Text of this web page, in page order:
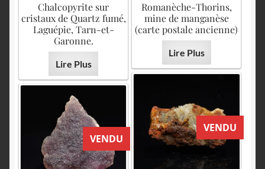
Chalcopyrite sur
cristaux de Quartz fumé,
Laguépie, Tarn-et-
Garonne.
Lire Plus
Romanèche-Thorins,
mine de manganèse
(carte postale ancienne)
Lire Plus
VENDU
VENDU